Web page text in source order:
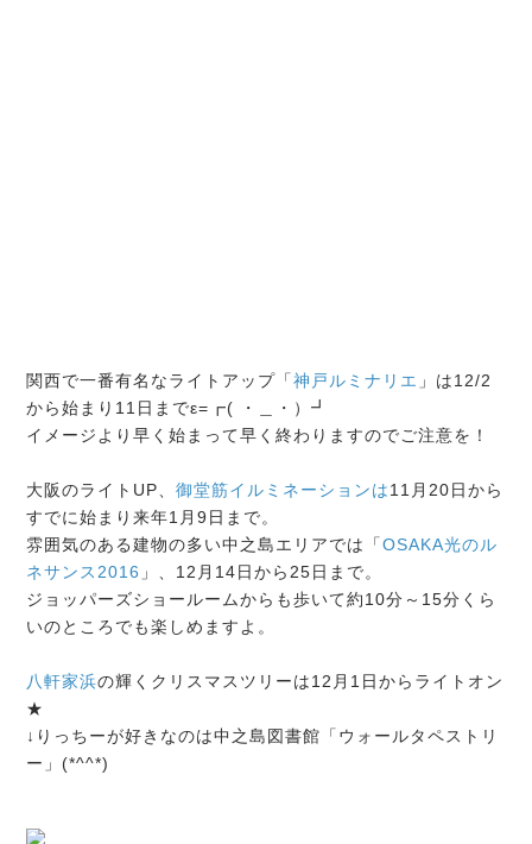
関西で一番有名なライトアップ「神戸ルミナリエ 」は12/2
から始まり11日までε=┏( ・＿・）┛
イメージより早く始まって早く終わりますのでご注意を！
大阪のライトUP、御堂筋イルミネーションは11月20日から
すでに始まり来年1月9日まで。
雰囲気のある建物の多い中之島エリアでは「OSAKA光のル
ネサンス2016 」、12月14日から25日まで。
ジョッパーズショールームからも歩いて約10分～15分くら
いのところでも楽しめますよ。
八軒家浜の輝くクリスマスツリーは12月1日からライトオン
★
↓りっちーが好きなのは中之島図書館「ウォールタペストリ
ー」(*^^*)